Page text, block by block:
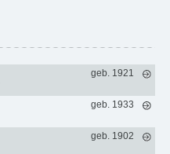
geb. 1921
geb. 1933
geb. 1902